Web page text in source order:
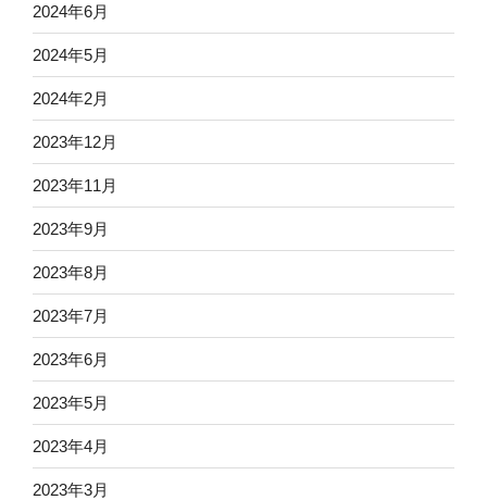
2024年6月
2024年5月
2024年2月
2023年12月
2023年11月
2023年9月
2023年8月
2023年7月
2023年6月
2023年5月
2023年4月
2023年3月